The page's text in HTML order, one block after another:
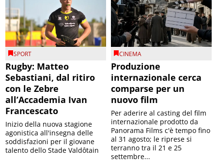
SPORT
Rugby: Matteo
Sebastiani, dal ritiro
con le Zebre
all’Accademia Ivan
Francescato
Inizio della nuova stagione
agonistica all'insegna delle
soddisfazioni per il giovane
talento dello Stade Valdôtain
CINEMA
Produzione
internazionale cerca
comparse per un
nuovo film
Per aderire al casting del film
internazionale prodotto da
Panorama Films c'è tempo fino
al 31 agosto; le riprese si
terranno tra il 21 e 25
settembre...